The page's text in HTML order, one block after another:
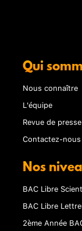
Qui
Nous connaître
L'équipe
Revue de presse
Contactez-nous
Nos
BAC Libre
BAC Libre
2ème Année